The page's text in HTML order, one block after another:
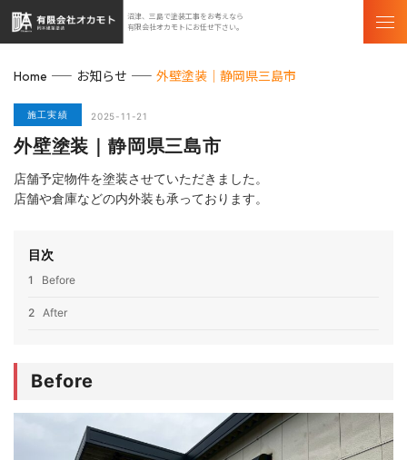
沼津、三島で塗装工事をお考えなら
有限会社オカモトにお任せ下さい。
Home お知らせ 外壁塗装｜静岡県三島市
施工実績 2025-11-21
外壁塗装｜静岡県三島市
店舗予定物件を塗装させていただきました。
店舗や倉庫などの内外装も承っております。
目次
1 Before
2 After
Before